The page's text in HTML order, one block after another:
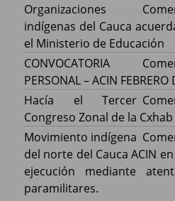
Organizaciones
indígenas del Cauca
el Ministerio de Educación
CONVOCATORIA
PERSONAL – ACIN FEBRERO
Hacía el Tercer
Congreso Zonal de la
Movimiento indígena
del norte del Cauca ACIN
ejecución mediante
paramilitares.